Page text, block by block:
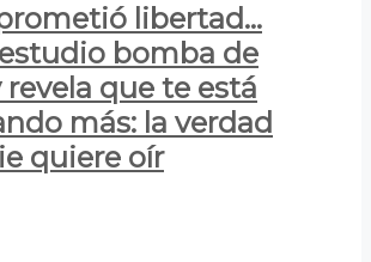
libertad…
bomba de
revela que te está
más: la verdad
quiere oír